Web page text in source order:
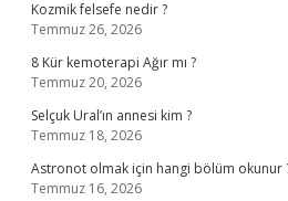
Kozmik felsefe nedir ?
Temmuz 26, 2026
8 Kür kemoterapi Ağır mı ?
Temmuz 20, 2026
Selçuk Ural’ın annesi kim ?
Temmuz 18, 2026
Astronot olmak için hangi bölüm okunur
Temmuz 16, 2026